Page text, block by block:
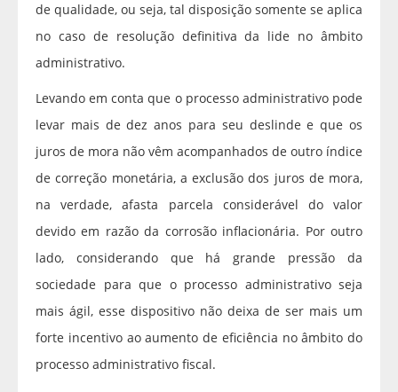
de qualidade, ou seja, tal disposição somente se aplica
no caso de resolução definitiva da lide no âmbito
administrativo.
Levando em conta que o processo administrativo pode
levar mais de dez anos para seu deslinde e que os
juros de mora não vêm acompanhados de outro índice
de correção monetária, a exclusão dos juros de mora,
na verdade, afasta parcela considerável do valor
devido em razão da corrosão inflacionária. Por outro
lado, considerando que há grande pressão da
sociedade para que o processo administrativo seja
mais ágil, esse dispositivo não deixa de ser mais um
forte incentivo ao aumento de eficiência no âmbito do
processo administrativo fiscal.